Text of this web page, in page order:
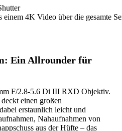
einem 4K Video über die gesamte
Ein Allrounder für
F/2.8-5.6 Di III RXD Objektiv.
einen großen
erstaunlich leicht und
Nahaufnahmen von
aus der Hüfte – das